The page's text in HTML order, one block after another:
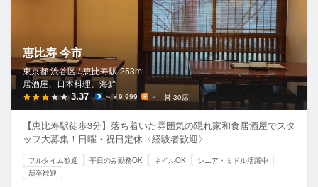
恵比寿 今市
東京都 渋谷区 / 恵比寿駅 253m
居酒屋、日本料理、海鮮
3.37 ～￥9,999 － 30席
【恵比寿駅徒歩3分】落ち着いた雰囲気の隠れ家和食居酒屋でスタ
ッフ大募集！日曜・祝日定休〈経験者歓迎〉
フルタイム歓迎 平日のみ勤務OK ネイルOK
シニア・ミドル活躍中
新卒歓迎